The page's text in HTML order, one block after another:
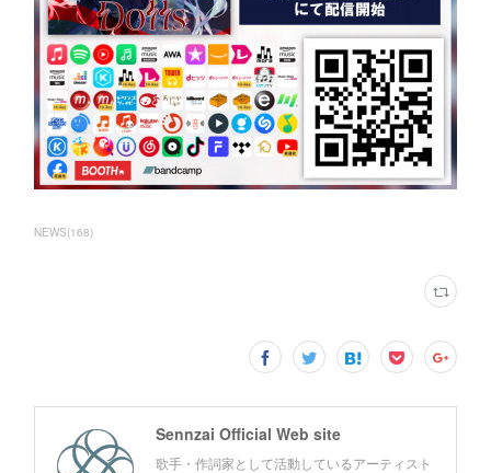
NEWS(168)
Sennzai Official Web site
歌手・作詞家として活動しているアーティスト